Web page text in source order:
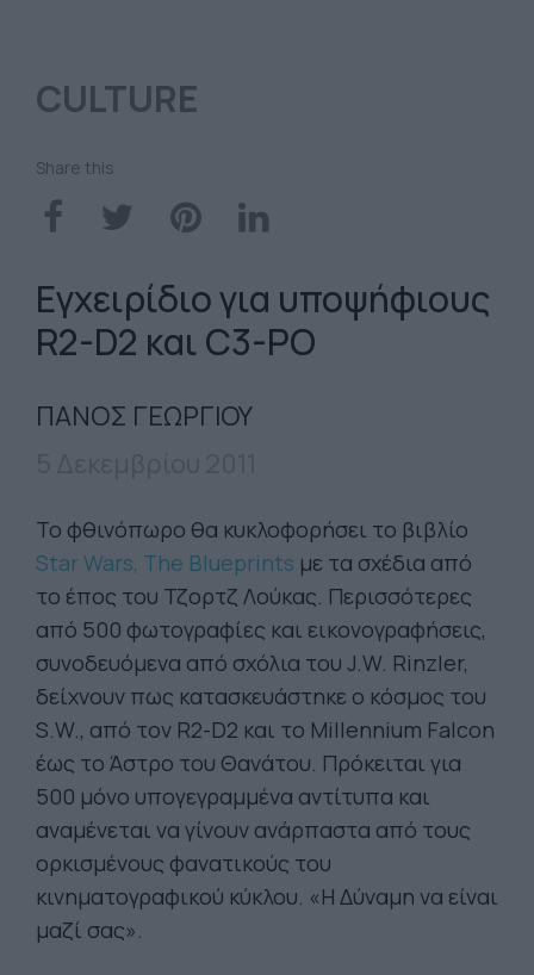
CULTURE
Share this
Εγχειρίδιο για υποψήφιους
R2-D2 και C3-PO
ΠΑΝΟΣ ΓΕΩΡΓΙΟΥ
Το φθινόπωρο θα κυκλοφορήσει το βιβλίο
Star Wars, The Blueprints με τα σχέδια από
το έπος του Τζορτζ Λούκας. Περισσότερες
από 500 φωτογραφίες και εικονογραφήσεις,
συνοδευόμενα από σχόλια του J.W. Rinzler,
δείχνουν πως κατασκευάστηκε ο κόσμος του
S.W., από τον R2-D2 και το Millennium Falcon
έως το Άστρο του Θανάτου. Πρόκειται για
500 μόνο υπογεγραμμένα αντίτυπα και
αναμένεται να γίνουν ανάρπαστα από τους
ορκισμένους φανατικούς του
κινηματογραφικού κύκλου. «Η Δύναμη να είναι
μαζί σας».